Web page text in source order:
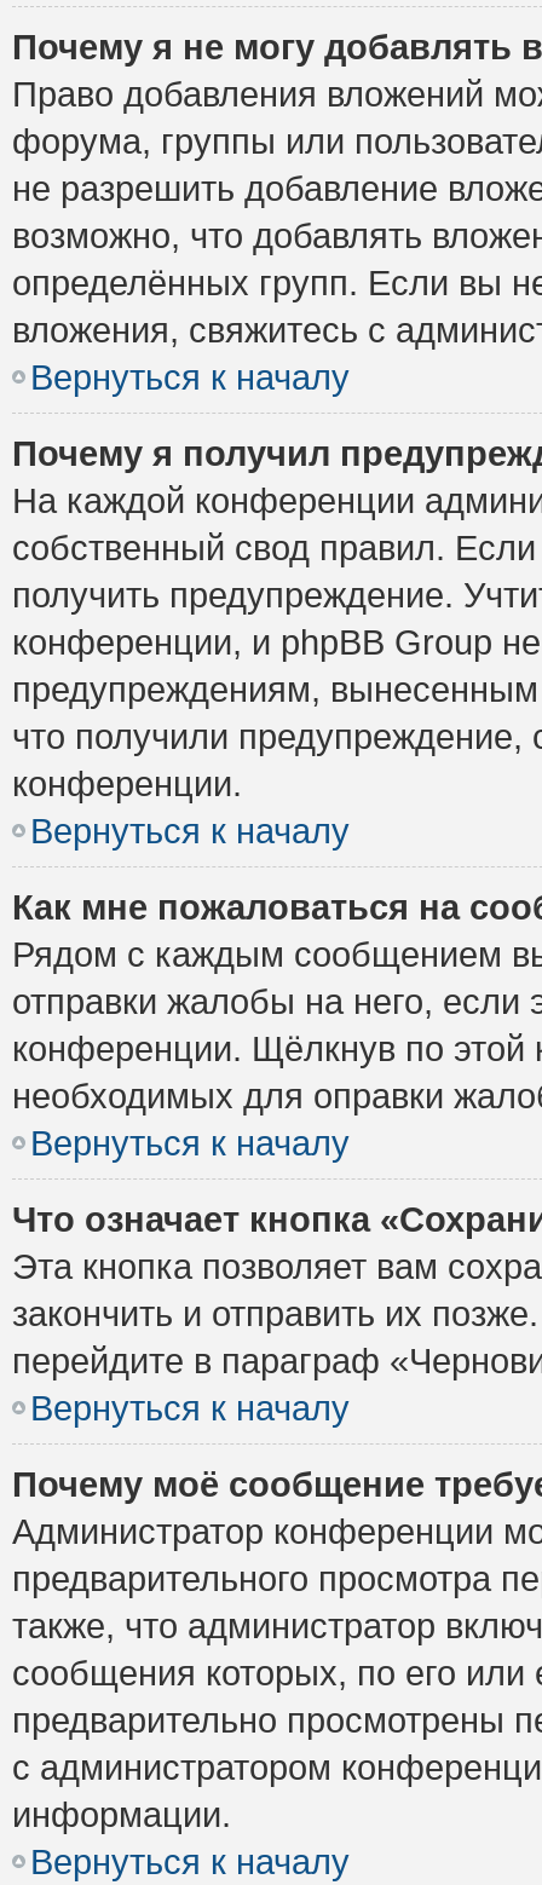
Почему я не могу добавлять
Право добавления вложений
форума, группы или
не разрешить добавление
возможно, что добавлять
определённых групп. Если вы
вложения, свяжитесь с
Вернуться к началу
Почему я получил
На каждой конференции
собственный свод правил.
получить предупреждение.
конференции, и phpBB Group
предупреждениям,
что получили предупреждение,
конференции.
Вернуться к началу
Как мне пожаловаться на
Рядом с каждым сообщением
отправки жалобы на него,
конференции. Щёлкнув по этой
необходимых для оправки
Вернуться к началу
Что означает кнопка
Эта кнопка позволяет вам
закончить и отправить их
перейдите в параграф
Вернуться к началу
Почему моё сообщение
Администратор конференции
предварительного просмотра
также, что администратор
сообщения которых, по его
предварительно просмотрены
с администратором
информации.
Вернуться к началу